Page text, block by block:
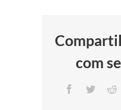
com
Facebook
Twitter